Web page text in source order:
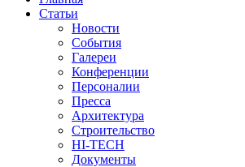
Статьи
Новости
События
Галереи
Конференции
Персоналии
Пресса
Архитектура
Строительство
HI-TECH
Документы